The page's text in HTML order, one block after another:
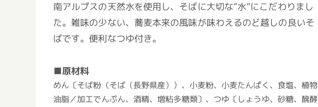
南アルプスの天然水を使用し、そばに大切な”水”にこだわりまし
た。雑味の少ない、蕎麦本来の風味が味わえるのど越しの良いそ
ばです。便利なつゆ付き。
■原材料
めん〔そば粉（そば（長野県産））、小麦粉、小麦たんぱく、食塩、植物
油脂／加工でんぷん、酒精、増粘多糖類〕、つゆ〔しょうゆ、砂糖、醗酵